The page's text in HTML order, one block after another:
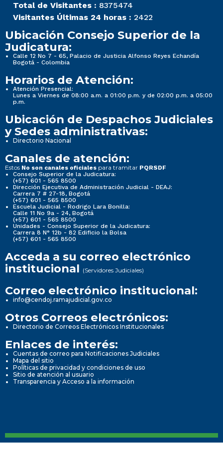
Total de Visitantes : 8375474
Visitantes Últimas 24 horas : 2422
Ubicación Consejo Superior de la
Judicatura:
Calle 12 No 7 - 65, Palacio de Justicia Alfonso Reyes Echandía
Bogotá - Colombia
Horarios de Atención:
Atención Presencial:
Lunes a Viernes de 08:00 a.m. a 01:00 p.m. y de 02:00 p.m. a 05:00
p.m.
Ubicación de Despachos Judiciales
y Sedes administrativas:
Directorio Nacional
Canales de atención:
Estos No son canales oficiales para tramitar PQRSDF
Consejo Superior de la Judicatura:
(+57) 601 - 565 8500
Dirección Ejecutiva de Administración Judicial - DEAJ:
Carrera 7 # 27-18, Bogotá
(+57) 601 - 565 8500
Escuela Judicial - Rodrigo Lara Bonilla:
Calle 11 No 9a - 24, Bogotá
(+57) 601 - 565 8500
Unidades - Consejo Superior de la Judicatura:
Carrera 8 N° 12b - 82 Edificio la Bolsa
(+57) 601 - 565 8500
Acceda a su correo electrónico
institucional (Servidores Judiciales)
Correo electrónico institucional:
info@cendoj.ramajudicial.gov.co
Otros Correos electrónicos:
Directorio de Correos Electrónicos Institucionales
Enlaces de interés:
Cuentas de correo para Notificaciones Judiciales
Mapa del sitio
Políticas de privacidad y condiciones de uso
Sitio de atención al usuario
Transparencia y Acceso a la información